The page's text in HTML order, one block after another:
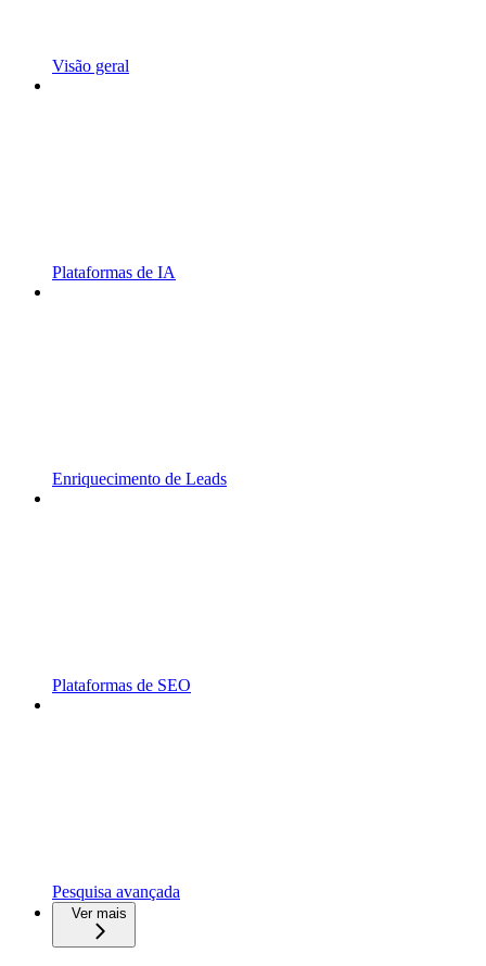
Visão geral
Plataformas de IA
Enriquecimento de Leads
Plataformas de SEO
Pesquisa avançada
Ver mais